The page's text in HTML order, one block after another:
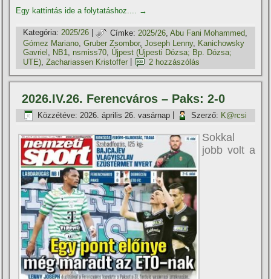
Egy kattintás ide a folytatáshoz.... →
Kategória: 2025/26 | Címke: 2025/26 ,Abu Fani Mohammed
Gómez Mariano,Gruber Zsombor,Joseph Lenny, Kanichowsky
Gavriel , NB1, nsmiss70, Újpest (Újpesti Dózsa; Bp. Dózsa;
UTE) ,Zachariassen Kristoffer 2 hozzászólás
2026.IV.26. Ferencváros – Paks: 2-0
Közzétéve: 2026. április 26. vasárnap Szerző: K@rcsi
Sokkal
jobb volt a